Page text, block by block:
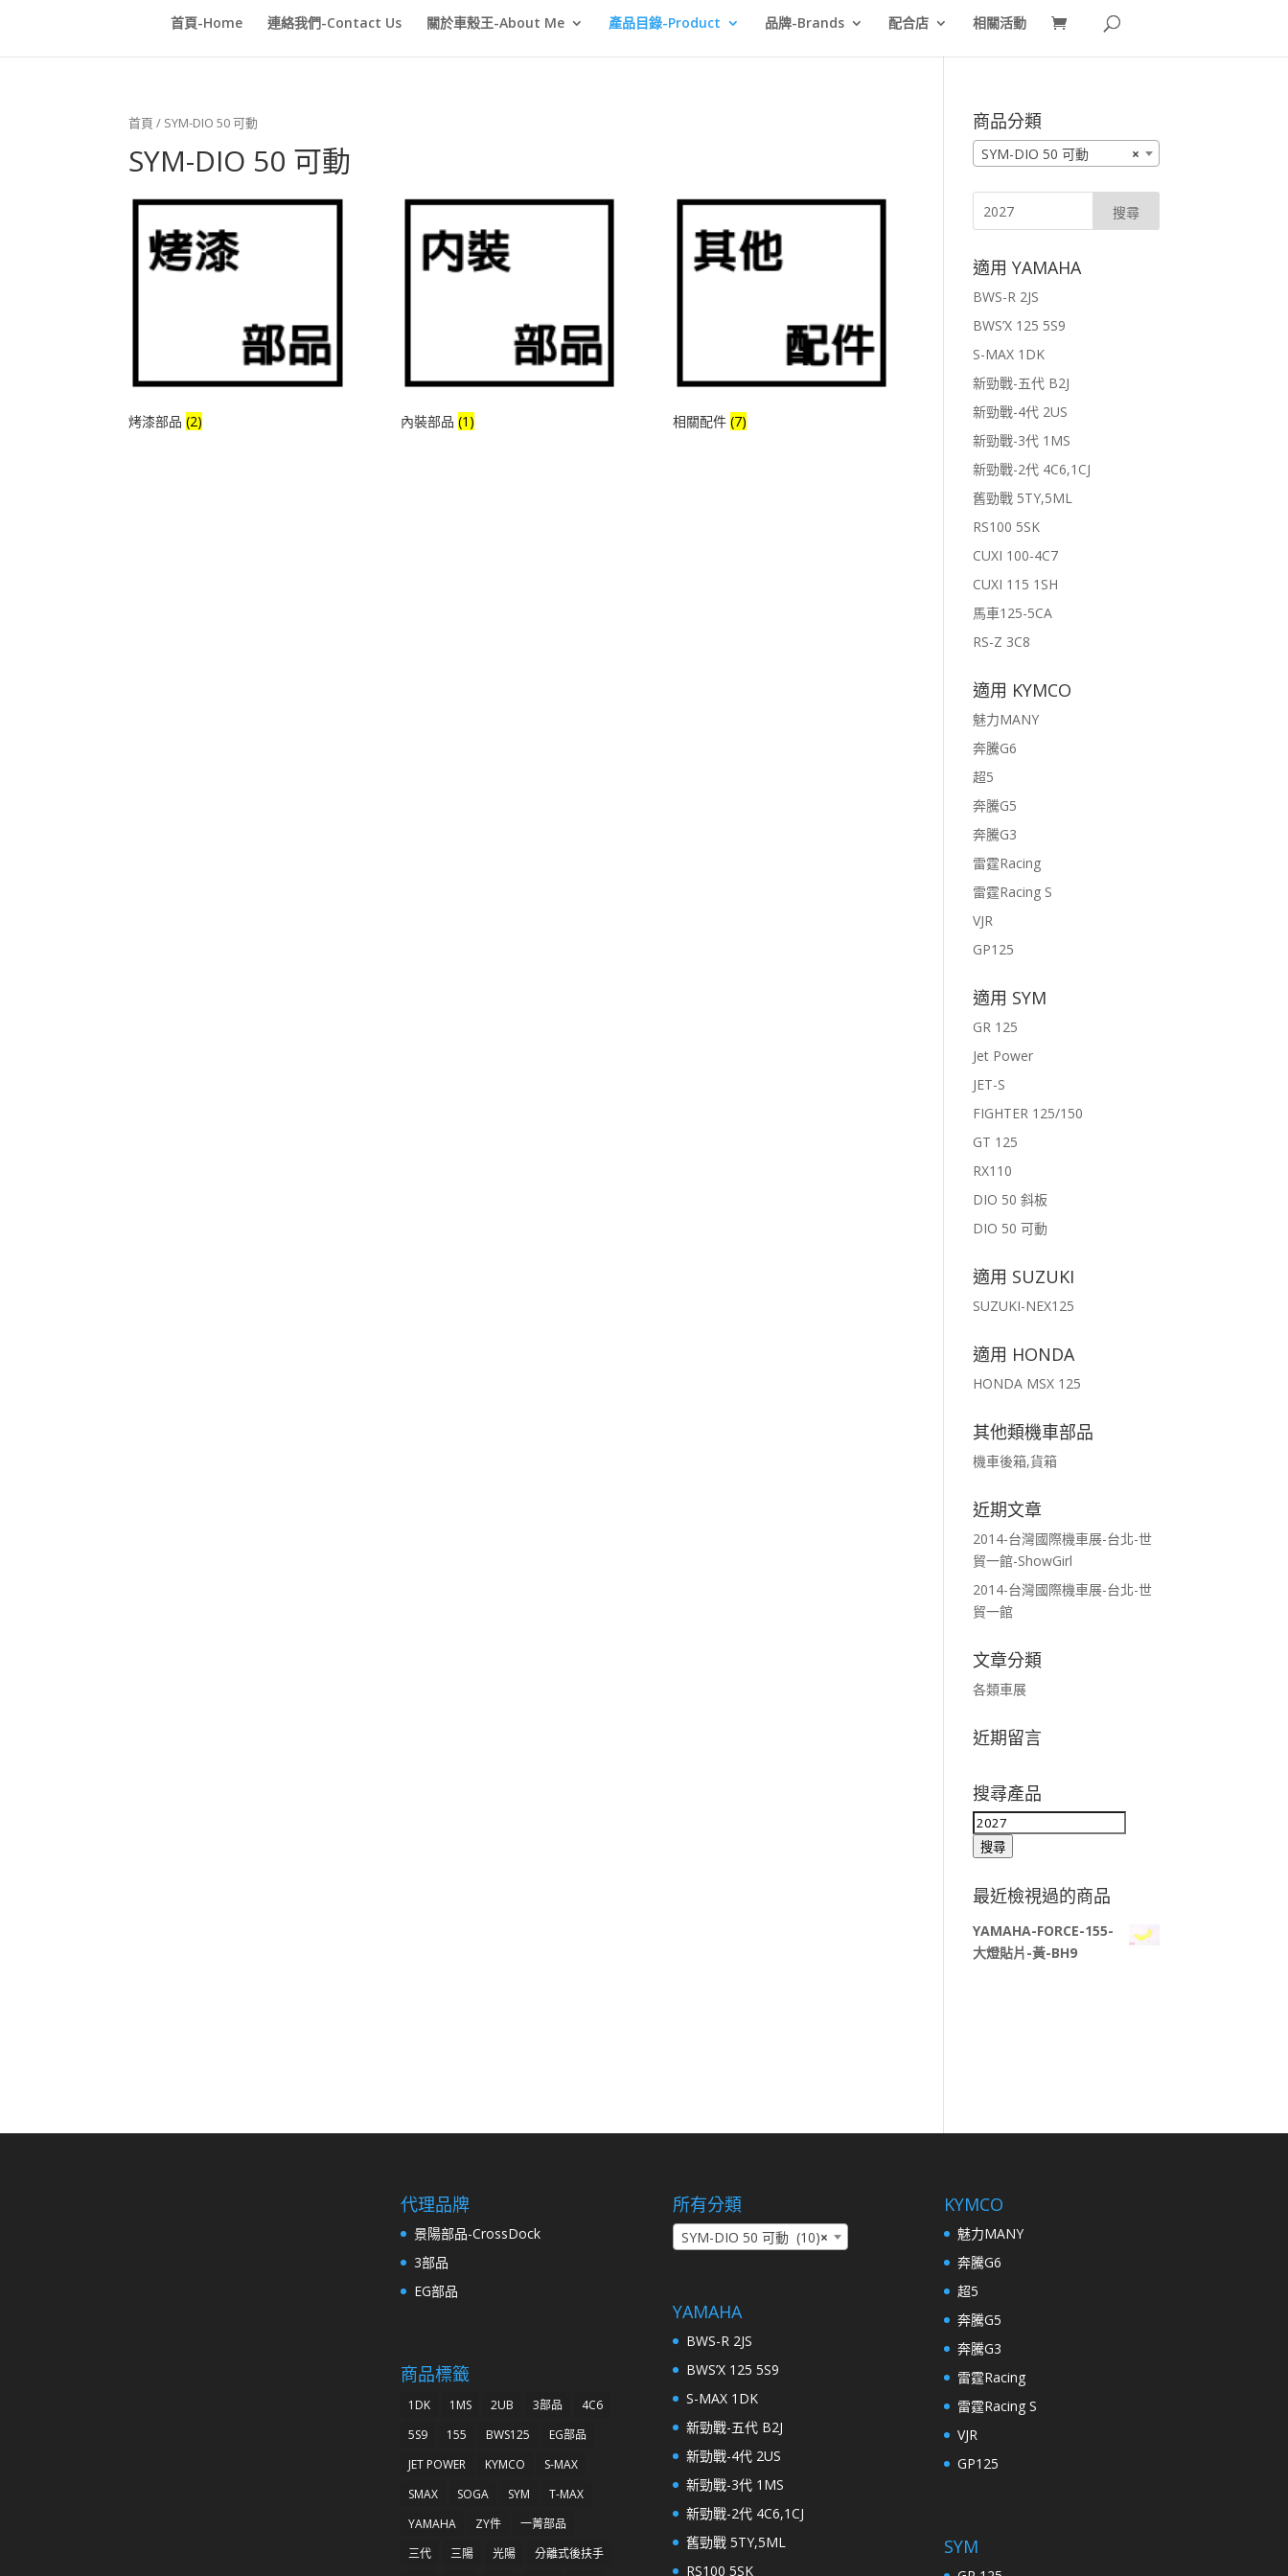
首頁-Home 連絡我們-Contact Us 關於車殼王-About Me 產品目錄-Product 品牌-Brands 配合店 相關活動
首頁 / SYM-DIO 50 可動
SYM-DIO 50 可動
烤漆部品(2) 內裝部品 (1) 相關配件 (7)
商品分類
×
SYM-DIO 50 可動
適用 YAMAHA
BWS-R 2JS
BWS’X 125 5S9
S-MAX 1DK
新勁戰-五代 B2J
新勁戰-4代 2US
新勁戰-3代 1MS
新勁戰-2代 4C6,1CJ
舊勁戰 5TY,5ML
RS100 5SK
CUXI 100-4C7
CUXI 115 1SH
馬車125-5CA
RS-Z 3C8
適用 KYMCO
魅力MANY
奔騰G6
超5
奔騰G5
奔騰G3
雷霆Racing
雷霆Racing S
VJR
GP125
適用 SYM
GR 125
Jet Power
JET-S
FIGHTER 125/150
GT 125
RX110
DIO 50 斜板
DIO 50 可動
適用 SUZUKI
SUZUKI-NEX125
適用 HONDA
HONDA MSX 125
其他類機車部品
機車後箱,貨箱
近期文章
2014-台灣國際機車展-台北-世
貿一館-ShowGirl
2014-台灣國際機車展-台北-世
貿一館
文章分類
各類車展
近期留言
搜尋產品
搜
尋
鍵
字:
搜尋
最近檢視過的商品
YAMAHA-FORCE-155-
大燈貼片-黃-BH9
代理品牌
景陽部品-CrossDock
3部品
EG部品
商品標籤
1DK 1MS 2UB 3部品
4C6
5S9
155 BWS125
EG部品
JET POWER
KYMCO
S-MAX
SMAX
SOGA SYM
T-MAX
YAMAHA
ZY件
一菁部品
三代
三陽 光陽
分離式後扶手
所有分類
×
SYM-DIO 50 可動 (10)
YAMAHA
BWS-R 2JS
BWS’X 125 5S9
S-MAX 1DK
新勁戰-五代 B2J
新勁戰-4代 2US
新勁戰-3代 1MS
新勁戰-2代 4C6,1CJ
舊勁戰 5TY,5ML
RS100 5SK
KYMCO
魅力MANY
奔騰G6
超5
奔騰G5
奔騰G3
雷霆Racing
雷霆Racing S
VJR
GP125
SYM